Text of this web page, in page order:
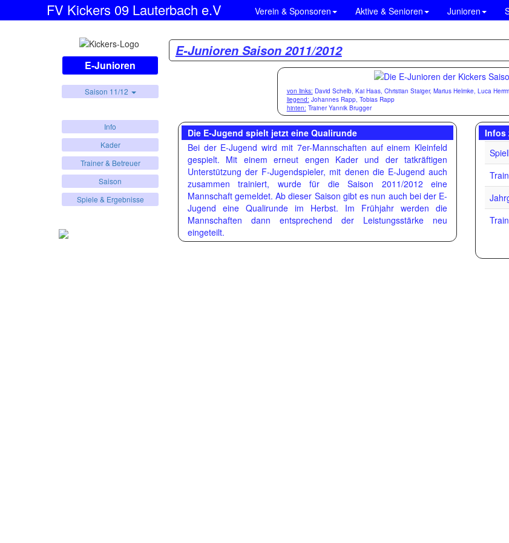
FV Kickers 09 Lauterbach e.V Verein & Sponsoren Aktive & Senioren Junioren
E-Junioren
Saison 11/12
Info
Kader
Trainer & Betreuer
Saison
Spiele & Ergebnisse
E-Junioren Saison 2011/2012
von links: David Schelb, Kai Haas, Christian Staiger, Marius Helmke, Luca
liegend: Johannes Rapp, Tobias Rapp
hinten: Trainer Yannik Brugger
Die E-Jugend spielt jetzt eine Qualirunde
Bei der E-Jugend wird mit 7er-Mannschaften auf einem Kleinfeld
gespielt. Mit einem erneut engen Kader und der tatkräftigen
Unterstützung der F-Jugendspieler, mit denen die E-Jugend auch
zusammen trainiert, wurde für die Saison 2011/2012 eine
Mannschaft gemeldet. Ab dieser Saison gibt es nun auch bei der E-
Jugend eine Qualirunde im Herbst. Im Frühjahr werden die
Mannschaften dann entsprechend der Leistungsstärke neu
eingeteilt.
Infos